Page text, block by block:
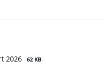
2026
62 KB